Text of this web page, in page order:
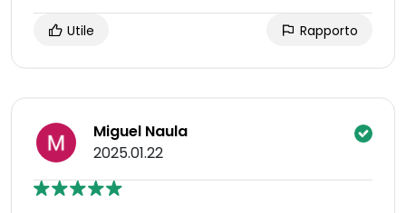
Utile Rapporto
Miguel Naula
2025.01.22